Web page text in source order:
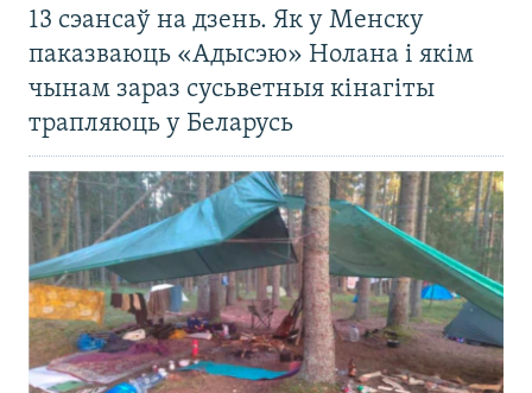
13 сэансаў на дзень. Як у Менску
паказваюць «Адысэю» Нолана і якім
чынам зараз сусьветныя кінагіты
трапляюць у Беларусь